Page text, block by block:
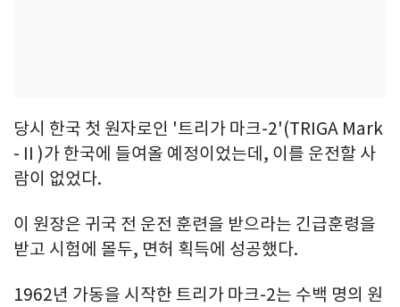
당시 한국 첫 원자로인 '트리가 마크-2'(TRIGA Mark
-Ⅱ)가 한국에 들여올 예정이었는데, 이를 운전할 사
람이 없었다.
이 원장은 귀국 전 운전 훈련을 받으라는 긴급훈령을
받고 시험에 몰두, 면허 획득에 성공했다.
1962년 가동을 시작한 트리가 마크-2는 수백 명의 원